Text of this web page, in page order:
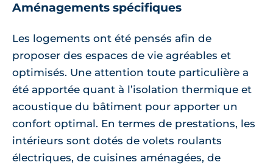
Aménagements spécifiques
Les logements ont été pensés afin de
proposer des espaces de vie agréables et
optimisés. Une attention toute particulière a
été apportée quant à l’isolation thermique et
acoustique du bâtiment pour apporter un
confort optimal. En termes de prestations, les
intérieurs sont dotés de volets roulants
électriques, de cuisines aménagées, de